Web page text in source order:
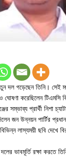
দল গড়েছেন তিনি। সেই
ঘোষণা করেছিলেন টিএমসি
সম্ভাব্য প্রার্থী নিশা
জন উন্নয়ন পার্টির
বিভিন্ন লাস্যময়ী ছবি দেখে
ভাবমূর্তি রক্ষা করতে